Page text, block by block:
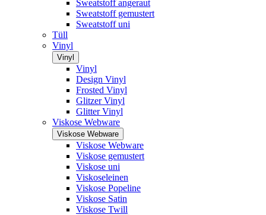
Sweatstoff angeraut
Sweatstoff gemustert
Sweatstoff uni
Tüll
Vinyl
Vinyl
Vinyl
Design Vinyl
Frosted Vinyl
Glitzer Vinyl
Glitter Vinyl
Viskose Webware
Viskose Webware
Viskose Webware
Viskose gemustert
Viskose uni
Viskoseleinen
Viskose Popeline
Viskose Satin
Viskose Twill